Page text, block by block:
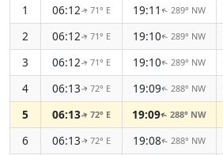
1
06:12↑71° E 19:11 ↑ 289° NW
2
06:12↑71° E 19:10↑ 289° NW
3
06:12↑71° E 19:10↑ 289° NW
4
06:13↑72° E 19:09↑ 288° NW
5
06:13↑72° E 19:09↑288° NW
6
06:13↑72° E 19:08↑ 288° NW